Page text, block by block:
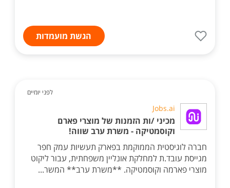
הגשת מועמדות
לפני יומיים
Jobs.ai
מכיני /ות הזמנות של מוצרי פארם
וקוסמטיקה - משרת ערב שווה!
חברה לוגיסטית הממוקמת בפארק תעשיות עמק חפר
מגייסת עובד.ת למחלקת אונליין משפחתית, עבור ליקוט
מוצרי פארמה וקוסמטיקה. **משרת ערב** המשר...